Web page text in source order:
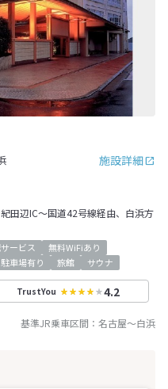
施設詳細
田辺IC～国道42号線経由、白浜方
ービス
無料WiFiあり
駐車場有り 旅館 サウナ
TrustYou 4.2
基準JR乗車区間： 名古屋～白浜